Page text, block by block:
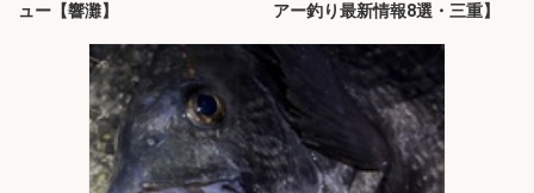
ュー【響灘】
アー釣り最新情報8選・三重】